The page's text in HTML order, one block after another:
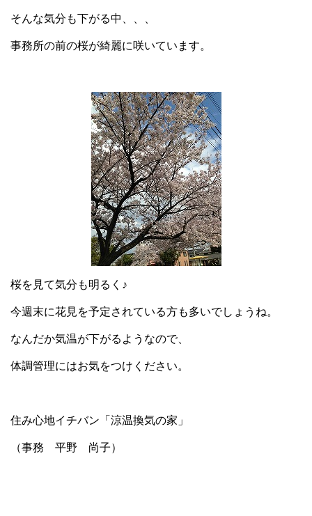
そんな気分も下がる中、、、
事務所の前の桜が綺麗に咲いています。
桜を見て気分も明るく♪
今週末に花見を予定されている方も多いでしょうね。
なんだか気温が下がるようなので、
体調管理にはお気をつけください。
住み心地イチバン「涼温換気の家」
（事務 平野 尚子）